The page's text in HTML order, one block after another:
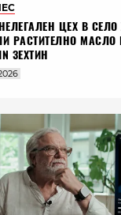
ЦЕХ В
РАСТИТЕЛНО МАСЛО
ЗЕХТИН